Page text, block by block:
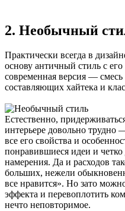
2. Необычный
Практически всегда в
основу античный стиль с
современная версия —
составляющих хайтека и
Естественно,
интерьере довольно трудно
все его свойства и
понравившиеся идеи и четко
намерения. Да и расходов
больших, нежели
все нравится». Но зато
эффекта и перевоплотить
нечто неповторимое.